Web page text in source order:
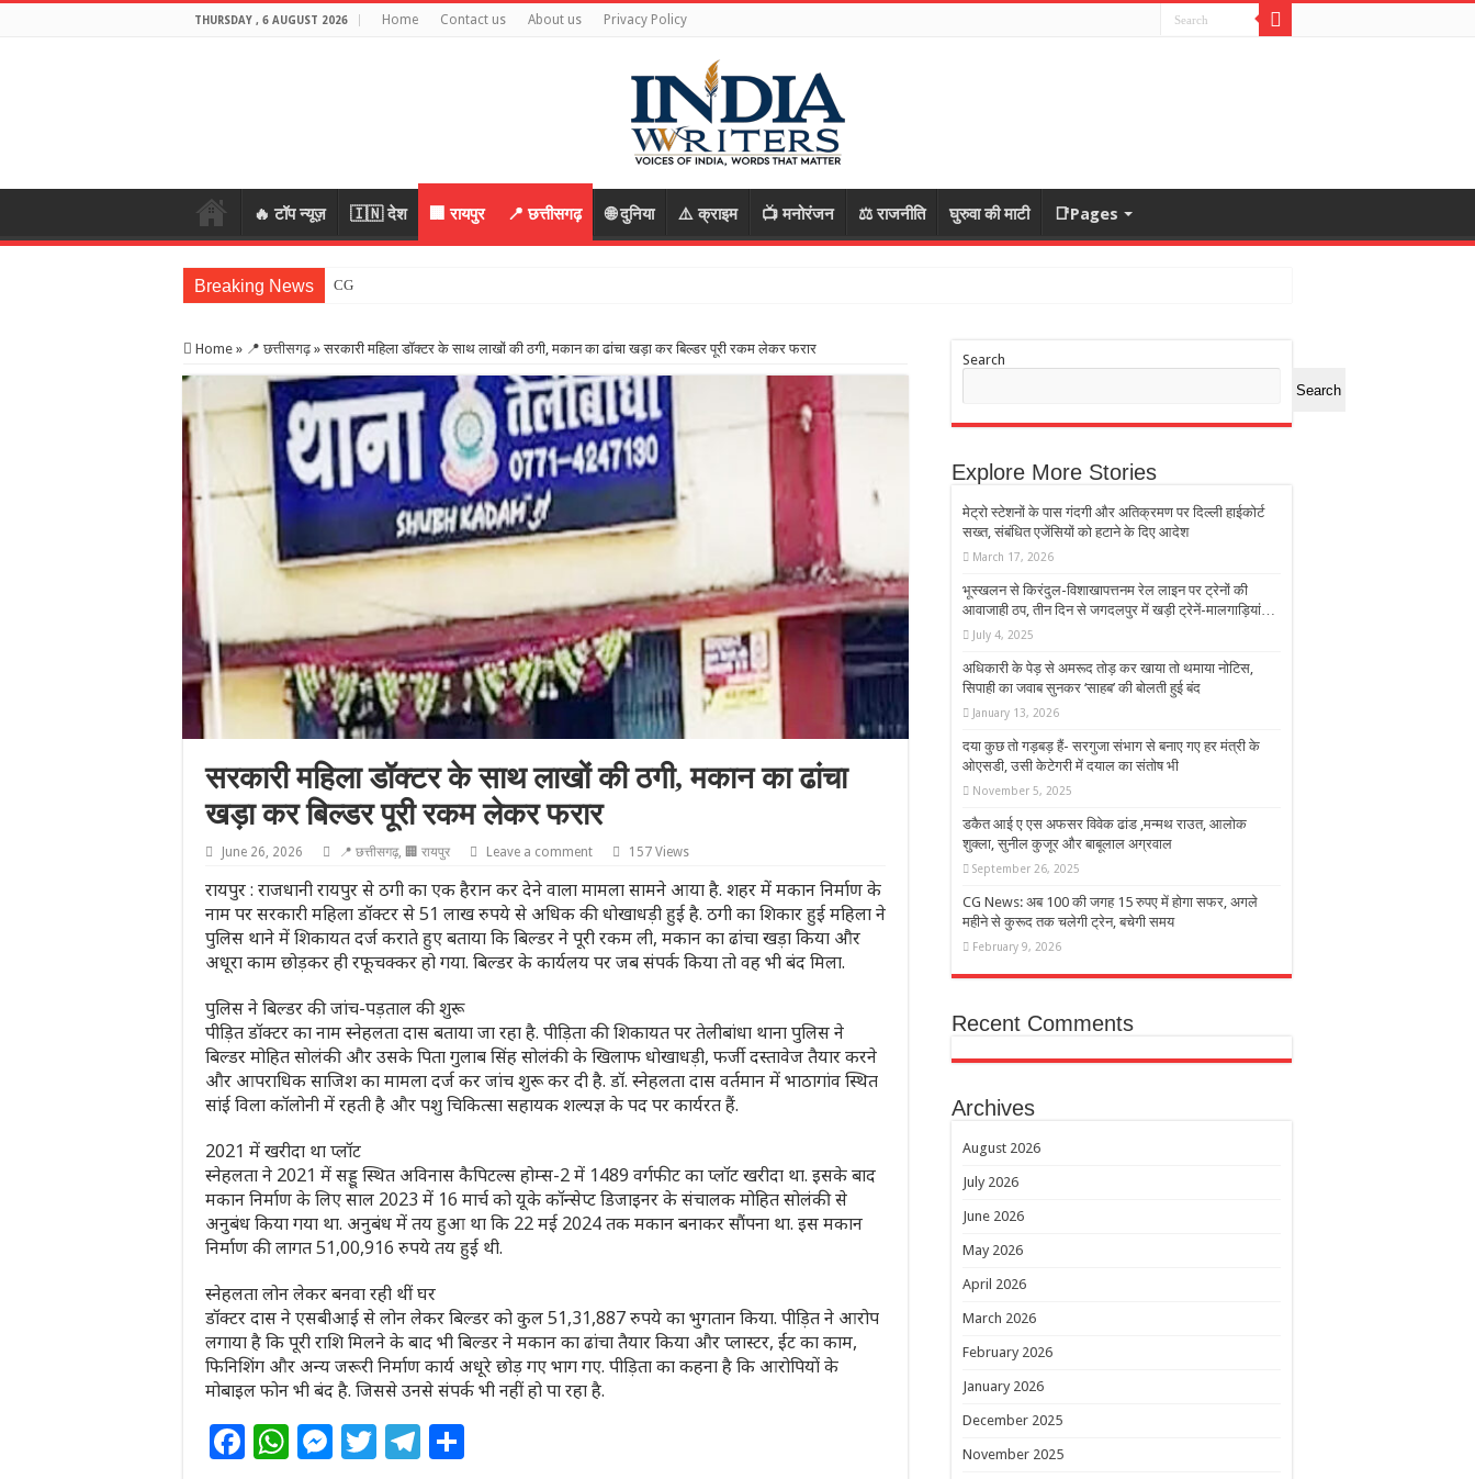
THURSDAY , 6 AUGUST 2026 Home Contact us About us Privacy Policy
🔥 टॉप न्यूज़ 🇮🇳 देश 🏢 रायपुर 📍 छत्तीसगढ़ 🌐 दुनिया ⚠️ क्राइम 📺 मनोरंजन ⚖️ राजनीति घुरुवा की माटी 📑Pages
Breaking News CG Crime: महिला के जेवर लेकर भागे आरोपी, र
Home » 📍 छत्तीसगढ़ » सरकारी महिला डॉक्टर के साथ लाखों की ठगी, मकान का ढांचा खड़ा कर बिल्डर पूरी रकम लेकर फरार
सरकारी महिला डॉक्टर के साथ लाखों की ठगी, मकान का ढांचा
खड़ा कर बिल्डर पूरी रकम लेकर फरार
June 26, 2026 📍 छत्तीसगढ़, 🏢 रायपुर Leave a comment 157 Views
रायपुर : राजधानी रायपुर से ठगी का एक हैरान कर देने वाला मामला सामने आया है. शहर में मकान निर्माण के
नाम पर सरकारी महिला डॉक्टर से 51 लाख रुपये से अधिक की धोखाधड़ी हुई है. ठगी का शिकार हुई महिला ने
पुलिस थाने में शिकायत दर्ज कराते हुए बताया कि बिल्डर ने पूरी रकम ली, मकान का ढांचा खड़ा किया और
अधूरा काम छोड़कर ही रफूचक्कर हो गया. बिल्डर के कार्यलय पर जब संपर्क किया तो वह भी बंद मिला.
पुलिस ने बिल्डर की जांच-पड़ताल की शुरू
पीड़ित डॉक्टर का नाम स्नेहलता दास बताया जा रहा है. पीड़िता की शिकायत पर तेलीबांधा थाना पुलिस ने
बिल्डर मोहित सोलंकी और उसके पिता गुलाब सिंह सोलंकी के खिलाफ धोखाधड़ी, फर्जी दस्तावेज तैयार करने
और आपराधिक साजिश का मामला दर्ज कर जांच शुरू कर दी है. डॉ. स्नेहलता दास वर्तमान में भाठागांव स्थित
सांई विला कॉलोनी में रहती है और पशु चिकित्सा सहायक शल्यज्ञ के पद पर कार्यरत हैं.
2021 में खरीदा था प्लॉट
स्नेहलता ने 2021 में सड्डू स्थित अविनास कैपिटल्स होम्स-2 में 1489 वर्गफीट का प्लॉट खरीदा था. इसके बाद
मकान निर्माण के लिए साल 2023 में 16 मार्च को यूके कॉन्सेप्ट डिजाइनर के संचालक मोहित सोलंकी से
अनुबंध किया गया था. अनुबंध में तय हुआ था कि 22 मई 2024 तक मकान बनाकर सौंपना था. इस मकान
निर्माण की लागत 51,00,916 रुपये तय हुई थी.
स्नेहलता लोन लेकर बनवा रही थीं घर
डॉक्टर दास ने एसबीआई से लोन लेकर बिल्डर को कुल 51,31,887 रुपये का भुगतान किया. पीड़ित ने आरोप
लगाया है कि पूरी राशि मिलने के बाद भी बिल्डर ने मकान का ढांचा तैयार किया और प्लास्टर, ईंट का काम,
फिनिशिंग और अन्य जरूरी निर्माण कार्य अधूरे छोड़ गए भाग गए. पीड़िता का कहना है कि आरोपियों के
मोबाइल फोन भी बंद है. जिससे उनसे संपर्क भी नहीं हो पा रहा है.
F W M T T
Search
Search
Explore More Stories
मेट्रो स्टेशनों के पास गंदगी और अतिक्रमण पर दिल्ली हाईकोर्ट
सख्त, संबंधित एजेंसियों को हटाने के दिए आदेश
March 17, 2026
भूस्खलन से किरंदुल-विशाखापत्तनम रेल लाइन पर ट्रेनों की
आवाजाही ठप, तीन दिन से जगदलपुर में खड़ी ट्रेनें-मालगाड़ियां…
July 4, 2025
अधिकारी के पेड़ से अमरूद तोड़ कर खाया तो थमाया नोटिस,
सिपाही का जवाब सुनकर ‘साहब’ की बोलती हुई बंद
January 13, 2026
दया कुछ तो गड़बड़ हैं- सरगुजा संभाग से बनाए गए हर मंत्री के
ओएसडी, उसी केटेगरी में दयाल का संतोष भी
November 5, 2025
डकैत आई ए एस अफसर विवेक ढांड ,मन्मथ राउत, आलोक
शुक्ला, सुनील कुजूर और बाबूलाल अग्रवाल
September 26, 2025
CG News: अब 100 की जगह 15 रुपए में होगा सफर, अगले
महीने से कुरूद तक चलेगी ट्रेन, बचेगी समय
February 9, 2026
Recent Comments
Archives
August 2026
July 2026
June 2026
May 2026
April 2026
March 2026
February 2026
January 2026
December 2025
November 2025